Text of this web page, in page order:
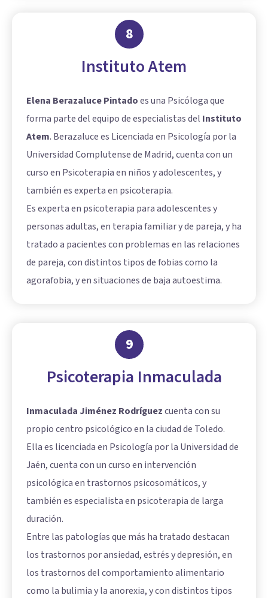
8
Instituto Atem
Elena Berazaluce Pintadoes una Psicóloga que
forma parte del equipo de especialistas del Instituto
Atem. Berazaluce es Licenciada en Psicología por la
Universidad Complutense de Madrid, cuenta con un
curso en Psicoterapia en niños y adolescentes, y
también es experta en psicoterapia.
Es experta en psicoterapia para adolescentes y
personas adultas, en terapia familiar y de pareja, y ha
tratado a pacientes con problemas en las relaciones
de pareja, con distintos tipos de fobias como la
agorafobia, y en situaciones de baja autoestima.
9
Psicoterapia Inmaculada
Inmaculada Jiménez Rodríguezcuenta con su
propio centro psicológico en la ciudad de Toledo.
Ella es licenciada en Psicología por la Universidad de
Jaén, cuenta con un curso en intervención
psicológica en trastornos psicosomáticos, y
también es especialista en psicoterapia de larga
duración.
Entre las patologías que más ha tratado destacan
los trastornos por ansiedad, estrés y depresión, en
los trastornos del comportamiento alimentario
como la bulimia y la anorexia, y con distintos tipos